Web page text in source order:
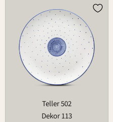
Teller 502
Dekor 113